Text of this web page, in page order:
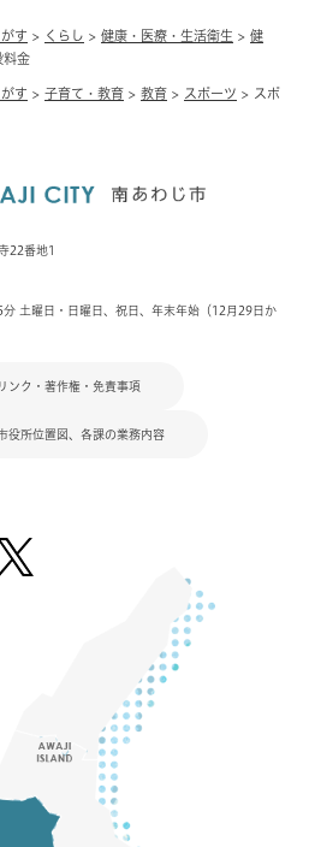
す > くらし > 健康・医療・生活衛生 > 健
料金
す > 子育て・教育 > 教育 > スポーツ >
スポ
22番地1
土曜日・日曜日、祝日、年末年始（12月29日か
リンク・著作権・免責事項
役所位置図、各課の業務内容